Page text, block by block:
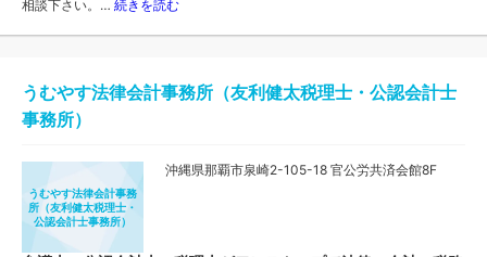
相談下さい。… 続きを読む
うむやす法律会計事務所（友利健太税理士・公認会計士
事務所）
うむやす法律会計事務
所（友利健太税理士・
公認会計士事務所）
沖縄県那覇市泉崎2-105-18 官公労共済会館8F